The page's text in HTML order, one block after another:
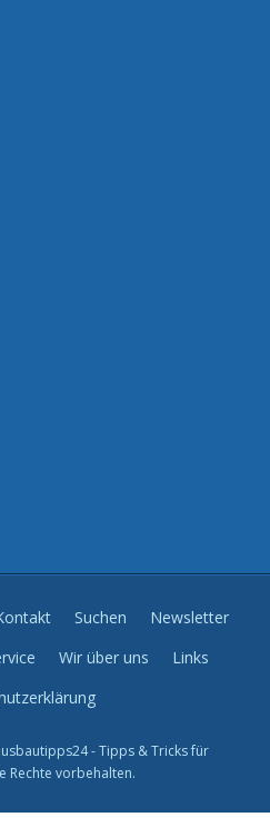
Suchen
Newsletter
Wir über uns
Links
- Tipps & Tricks für
Rechte vorbehalten.